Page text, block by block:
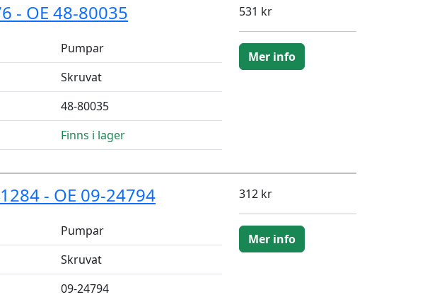
- OE 48-80035
Pumpar
Skruvat
48-80035
Finns i lager
531 kr
Mer info
- OE 09-24794
Pumpar
Skruvat
09-24794
312 kr
Mer info